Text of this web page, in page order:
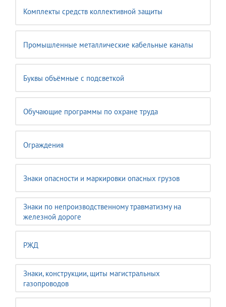
Комплекты средств коллективной защиты
Промышленные металлические кабельные каналы
Буквы объёмные с подсветкой
Обучающие программы по охране труда
Ограждения
Знаки опасности и маркировки опасных грузов
Знаки по непроизводственному травматизму на
железной дороге
РЖД
Знаки, конструкции, щиты магистральных
газопроводов